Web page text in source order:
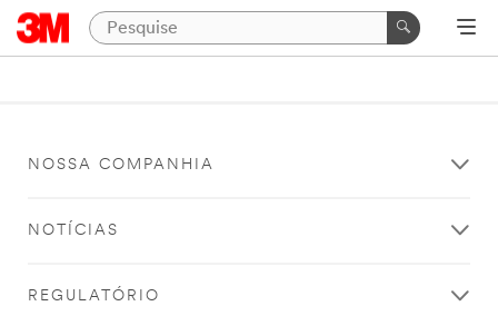
NOSSA COMPANHIA
NOTÍCIAS
REGULATÓRIO